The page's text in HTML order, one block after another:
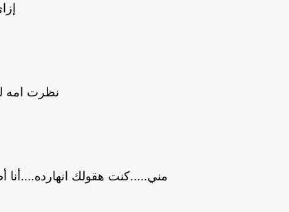
نظرت امه
مني.....كنت هقولك